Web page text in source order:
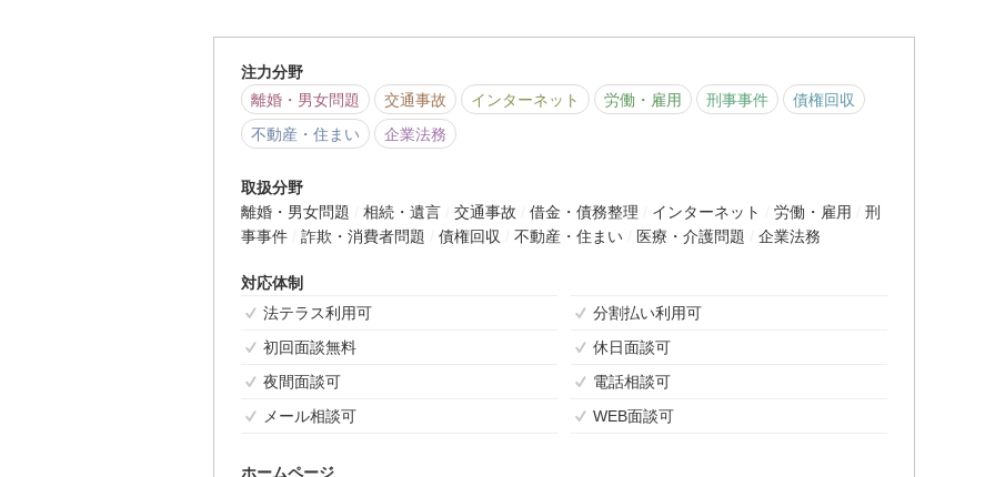
注力分野
離婚・男女問題
交通事故 インターネット 労働・雇用 刑事事件
債権回収
不動産・住まい
企業法務
取扱分野
離婚・男女問題
相続・遺言 交通事故 借金・債務整理 インターネット 労働・雇用
刑
事事件
詐欺・消費者問題 債権回収 不動産・住まい 医療・介護問題 企業法務
対応体制
法テラス利用可
分割払い利用可
初回面談無料
休日面談可
夜間面談可
電話相談可
メール相談可
WEB面談可
ホームページ